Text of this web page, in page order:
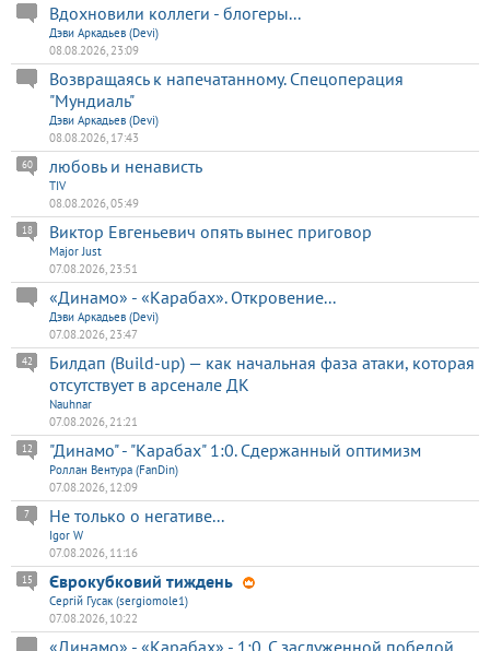
Вдохновили коллеги - блогеры...
Дэви Аркадьев (Devi)
08.08.2026, 23:09
Возвращаясь к напечатанному. Спецоперация
"Мундиаль"
Дэви Аркадьев (Devi)
08.08.2026, 17:43
любовь и ненависть
60
TIV
08.08.2026, 05:49
Виктор Евгеньевич опять вынес приговор
18
Major Just
07.08.2026, 23:51
«Динамо» - «Карабах». Откровение...
Дэви Аркадьев (Devi)
07.08.2026, 23:47
Билдап (Build-up) — как начальная фаза атаки, которая
отсутствует в арсенале ДК
42
Nauhnar
07.08.2026, 21:21
"Динамо" - "Карабах" 1:0. Сдержанный оптимизм
12
Роллан Вентура (FanDin)
07.08.2026, 12:09
Не только о негативе...
7
Igor W
07.08.2026, 11:16
Єврокубковий тиждень
15
Сергій Гусак (sergiomole1)
07.08.2026, 10:22
«Динамо» - «Карабах» - 1:0. С заслуженной победой,